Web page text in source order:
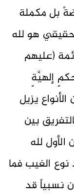
بل مكملة
هو لله
(عليهم
إلهيَّةٍ
يزيل
بين
الأول لله
الغيب فما
نسبياً قد